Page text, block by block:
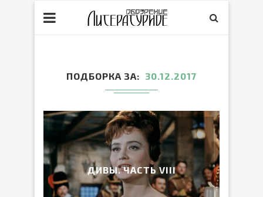
ПОДБОРКА ЗА 30.12.2017
ДИВЫ. ЧАСТЬ VIII